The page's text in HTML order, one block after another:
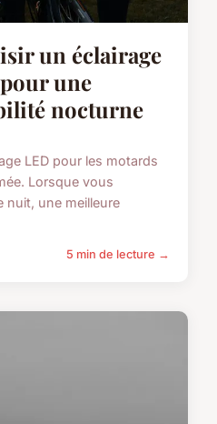
un éclairage
une
nocturne
LED pour les motards
Lorsque vous
nuit, une meilleure
5 min de lecture →